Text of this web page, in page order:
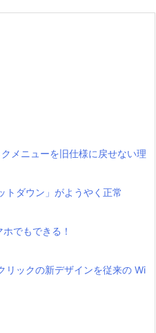
メニューを旧仕様に戻せない理
トダウン」がようやく正常
でもできる！
リックの新デザインを従来の Wi